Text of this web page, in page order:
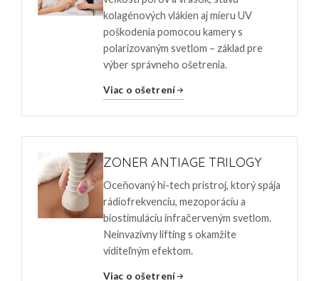
kolagénových vlákien aj mieru UV
poškodenia pomocou kamery s
polarizovaným svetlom – základ pre
výber správneho ošetrenia.
Viac o ošetrení
ZONER ANTIAGE TRILOGY
Oceňovaný hi-tech prístroj, ktorý spája
rádiofrekvenciu, mezoporáciu a
biostimuláciu infračerveným svetlom.
Neinvazívny lifting s okamžite
viditeľným efektom.
Viac o ošetrení